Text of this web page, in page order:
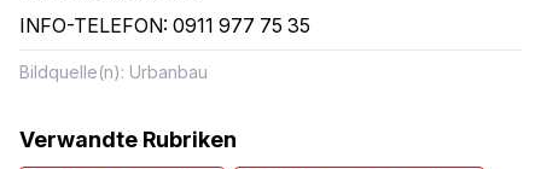
INFO-TELEFON: 0911 977 75 35
Bildquelle(n): Urbanbau
Verwandte Rubriken